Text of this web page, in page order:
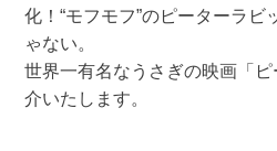
化！“モフモフ”のピーターラビ
ゃない。
世界一有名なうさぎの映画「
介いたします。